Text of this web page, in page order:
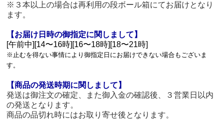
※３本以上の場合は再利用の段ボール箱にてお届けとなり
ます。
【お届け日時の御指定に関しまして】
[午前中][14〜16時][16〜18時][18〜21時]
※止むを得ない事情により御指定日にお届けできない場合もございま
す。
【商品の発送時期に関しまして】
発送は御注文の確定、また御入金の確認後、３営業日以内
の発送となります。
商品の品切れ時にはお取り寄せ後となります。